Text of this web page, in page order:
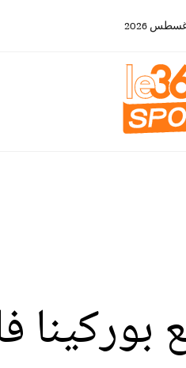
2026
بوركينا